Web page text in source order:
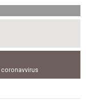
coronavvirus